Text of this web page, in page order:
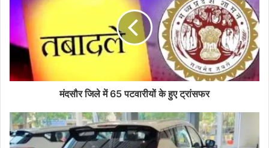
मंदसौर जिले में 65 पटवारीयों के हुए ट्रांसफर